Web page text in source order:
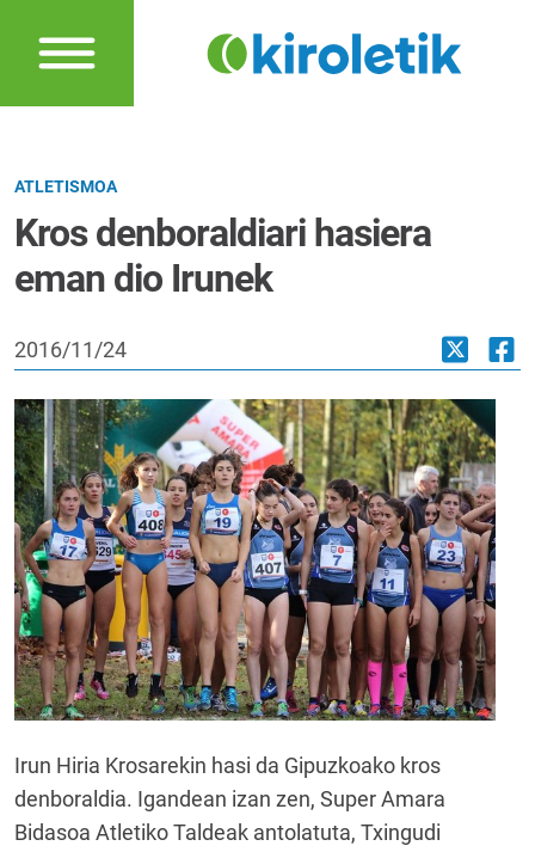
ATLETISMOA
Kros denboraldiari hasiera
eman dio Irunek
2016/11/24
Irun Hiria Krosarekin hasi da Gipuzkoako kros
denboraldia. Igandean izan zen, Super Amara
Bidasoa Atletiko Taldeak antolatuta, Txingudi